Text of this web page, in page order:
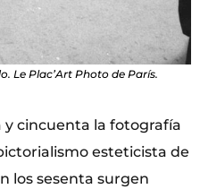
Le Plac’Art Photo de París.
y cincuenta la fotografía
esteticista de
los sesenta surgen